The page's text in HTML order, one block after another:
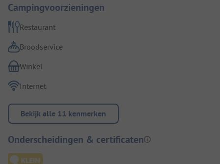
Campingvoorzieningen
Restaurant
Broodservice
Winkel
Internet
Bekijk alle 11 kenmerken
Onderscheidingen & certificaten